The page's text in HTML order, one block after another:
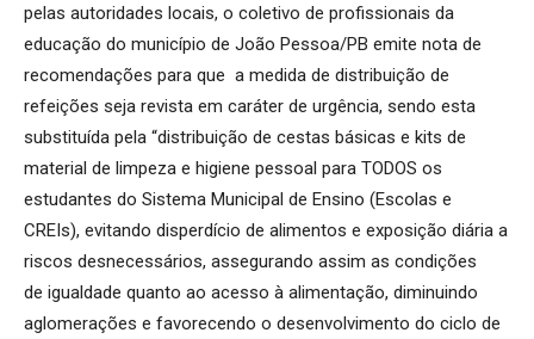
pelas autoridades locais, o coletivo de profissionais da
educação do município de João Pessoa/PB emite nota de
recomendações para que a medida de distribuição de
refeições seja revista em caráter de urgência, sendo esta
substituída pela “distribuição de cestas básicas e kits de
material de limpeza e higiene pessoal para TODOS os
estudantes do Sistema Municipal de Ensino (Escolas e
CREIs), evitando disperdício de alimentos e exposição diária a
riscos desnecessários, assegurando assim as condições
de igualdade quanto ao acesso à alimentação, diminuindo
aglomerações e favorecendo o desenvolvimento do ciclo de